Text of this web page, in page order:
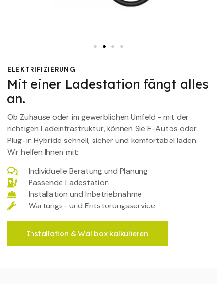
ELEKTRIFIZIERUNG
Mit einer Ladestation fängt alles
an.
Ob Zuhause oder im gewerblichen Umfeld - mit der
richtigen Ladeinfrastruktur, können Sie E-Autos oder
Plug-in Hybride schnell, sicher und komfortabel laden.
Wir helfen Ihnen mit:
Individuelle Beratung und Planung
Passende Ladestation
Installation und Inbetriebnahme
Wartungs- und Entstörungsservice
Installation & Wallbox kalkulieren